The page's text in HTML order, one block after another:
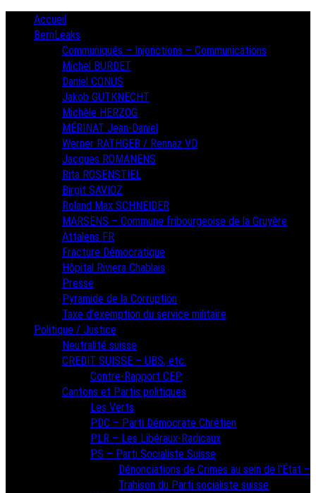
PrimaryAccueil
BernLeaks
Communiqués – Injonctions – Communications
Michel BURDET
Daniel CONUS
Jakob GUTKNECHT
Michèle HERZOG
MÉRINAT Jean-Daniel
Werner RATHGEB / Rennaz VD
Jacques ROMANENS
Rita ROSENSTIEL
Birgit SAVIOZ
Roland Max SCHNEIDER
MARSENS – Commune fribourgeoise de la Gruyère
Attalens FR
Fracture Démocratique
Hôpital Riviera Chablais
Presse
Pyramide de la Corruption
Taxe d’exemption du service militaire
Politique / Justice
Neutralité suisse
CREDIT SUISSE – UBS, etc.
Contre-Rapport CEP
Cantons et Partis politiques
Les Verts
PDC – Parti Démocrate Chrétien
PLR – Les Libéraux-Radicaux
PS – Parti Socialiste Suisse
Dénonciations de Crimes au sein de l’État –
Trahison du Parti socialiste suisse